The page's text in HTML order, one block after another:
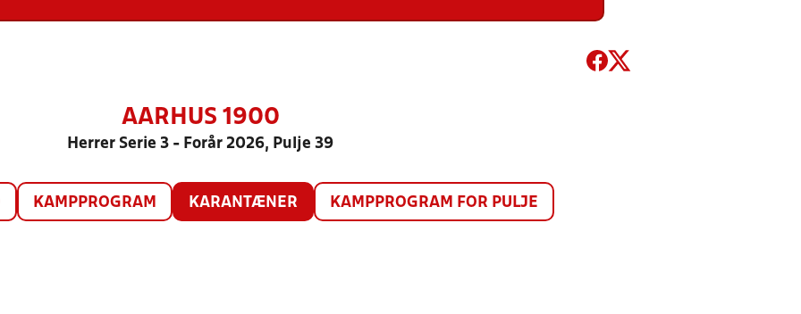
AARHUS 1900
Herrer Serie 3 - Forår 2026, Pulje 39
KAMPPROGRAM KARANTÆNER KAMPPROGRAM FOR PULJE